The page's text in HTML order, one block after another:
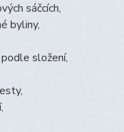
sáčcích,
byliny,
složení,